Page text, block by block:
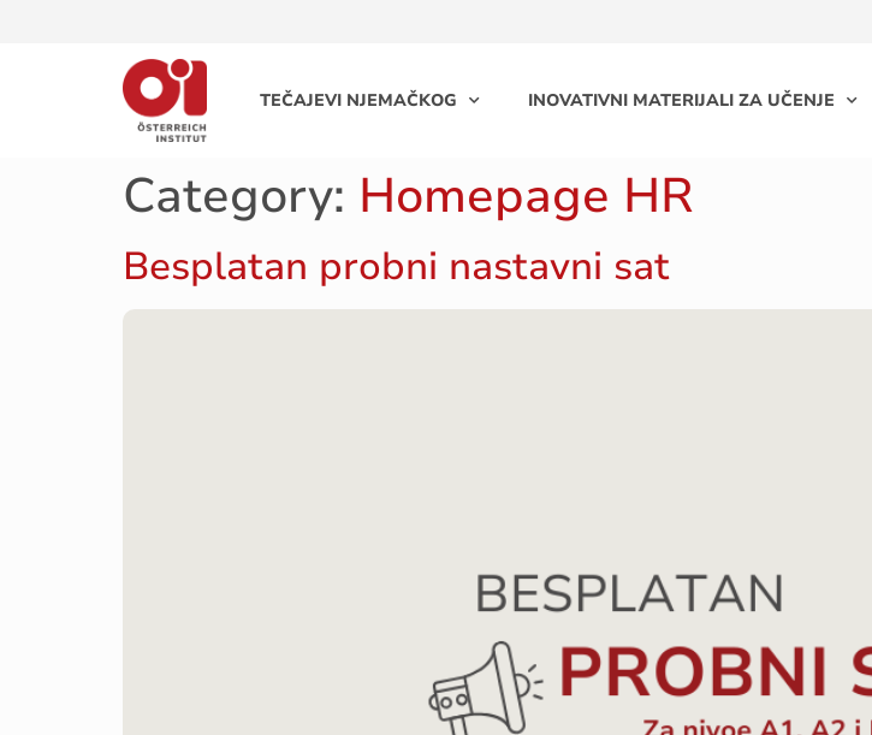
TEČAJEVI NJEMAČKOG INOVATIVNI MATERIJALI ZA UČENJE
Category: Homepage HR
Besplatan probni nastavni sat